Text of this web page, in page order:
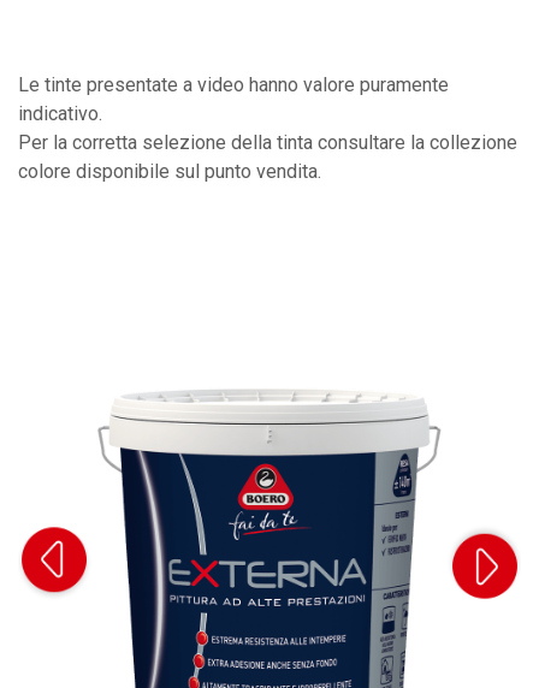
Le tinte presentate a video hanno valore puramente
indicativo.
Per la corretta selezione della tinta consultare la collezione
colore disponibile sul punto vendita.